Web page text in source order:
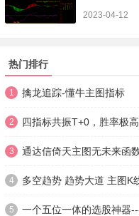
2023-04-12
热门排行
1 擒龙追踪-懂牛主图指标
2
3 通达信倚天主图无未来函
4 多空趋势 趋势大道 主图K
5